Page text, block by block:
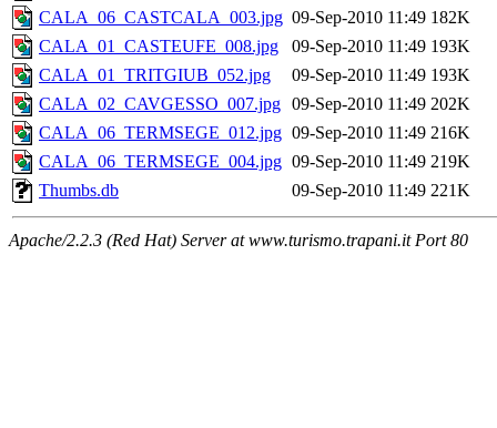
CALA_06_CASTCALA_003.jpg 09-Sep-2010 11:49 182K
CALA_01_CASTEUFE_008.jpg
09-Sep-2010 11:49 193K
CALA_01_TRITGIUB_052.jpg
09-Sep-2010 11:49 193K
CALA_02_CAVGESSO_007.jpg 09-Sep-2010 11:49 202K
CALA_06_TERMSEGE_012.jpg 09-Sep-2010 11:49 216K
CALA_06_TERMSEGE_004.jpg 09-Sep-2010 11:49 219K
Thumbs.db
09-Sep-2010 11:49 221K
Apache/2.2.3 (Red Hat) Server at www.turismo.trapani.it Port 80